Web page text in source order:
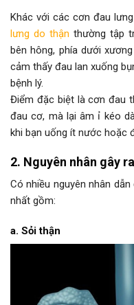
Khác với các cơn đau
lưng do thận thường tập
bên hông, phía dưới
cảm thấy đau lan xuống
bệnh lý.
Điểm đặc biệt là cơn đau
đau cơ, mà lại âm ỉ kéo
khi bạn uống ít nước hoặc
2. Nguyên nhân gây
Có nhiều nguyên nhân dẫn
nhất gồm:
a. Sỏi thận